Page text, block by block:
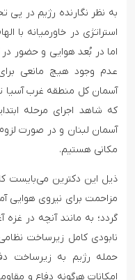
به نظر نگارنده رژیم در
استراتژی در خاورمیانه با
اما در بُعد هوایی و‌ حضور
عدم وجود هیچ ‌مانعی
آسمان کل منطقه غرب آسیا
که شاهد اجرای مرحله
آسمان لبنان و در صورت
مکانی هستیم.
ذیل این دکترین می‌بایست
مزاحمت برای نیروی هوایی
‌گردد؛ به مانند آنچه در غزه
نابودی کامل زیرساخت
حمله رژیم به زیرساخت
امکانات هرگونه دفاع و